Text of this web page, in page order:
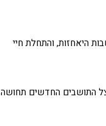
היאחזות, והתחלת חיי
התושבים החדשים תחושה